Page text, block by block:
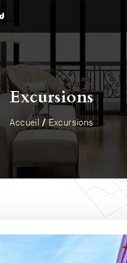
Excursions
Accueil /Excursions